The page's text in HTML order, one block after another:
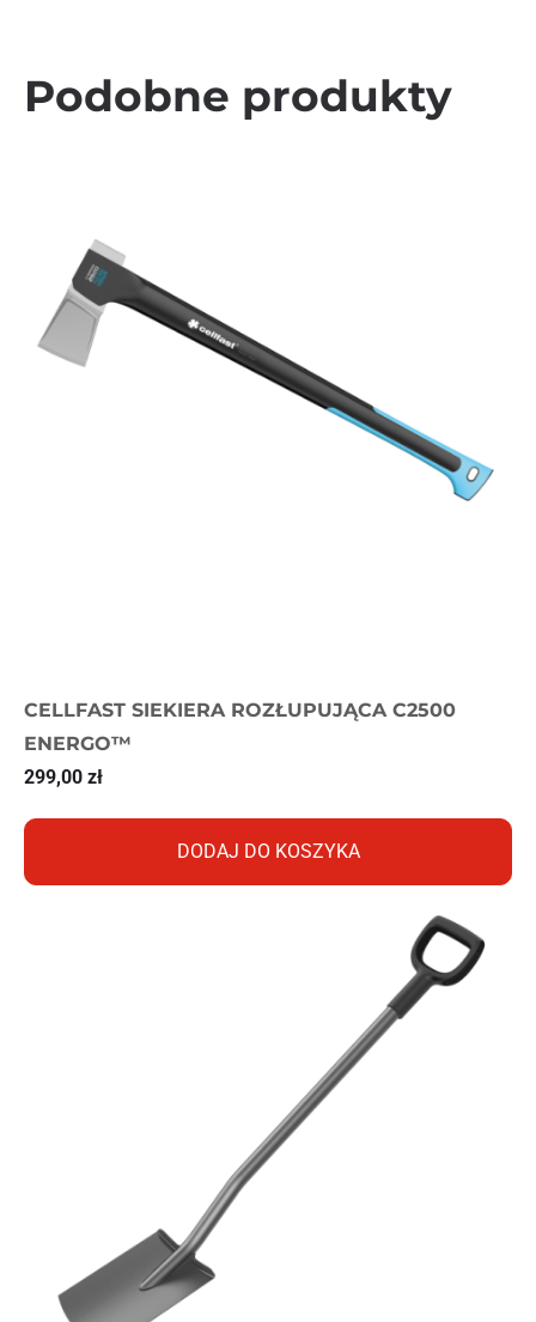
Podobne produkty
CELLFAST SIEKIERA ROZŁUPUJĄCA C2500
ENERGO™
299,00 zł
DODAJ DO KOSZYKA